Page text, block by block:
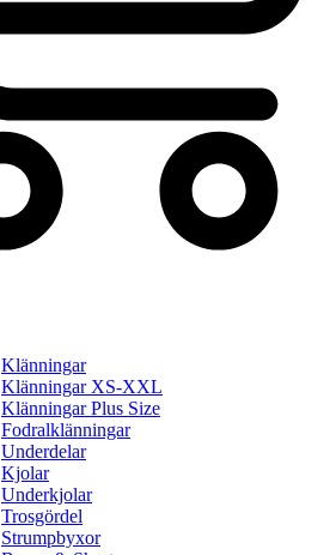
Klänningar
Klänningar XS-XXL
Klänningar Plus Size
Fodralklänningar
Underdelar
Kjolar
Underkjolar
Trosgördel
Strumpbyxor